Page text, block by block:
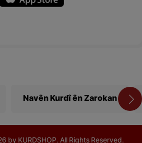
Navên Kurdî ên Zarokan
by KURDSHOP. All Rights Reserved.